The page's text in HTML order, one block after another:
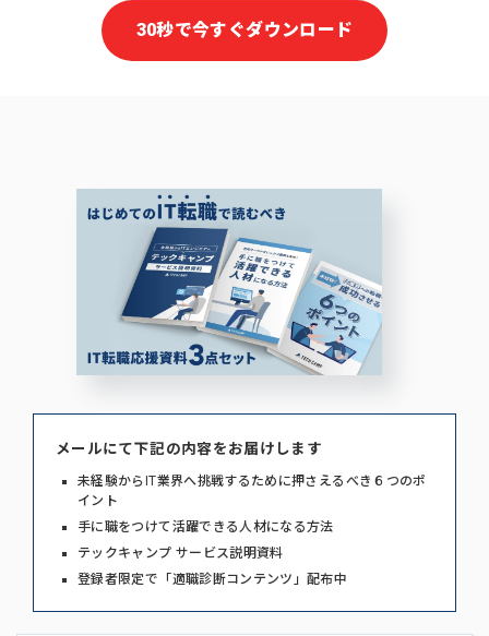
30秒で今すぐダウンロード
メールにて下記の内容をお届けします
未経験からIT業界へ挑戦するために押さえるべき６つのポ
イント
手に職をつけて活躍できる人材になる方法
テックキャンプ サービス説明資料
登録者限定で「適職診断コンテンツ」配布中